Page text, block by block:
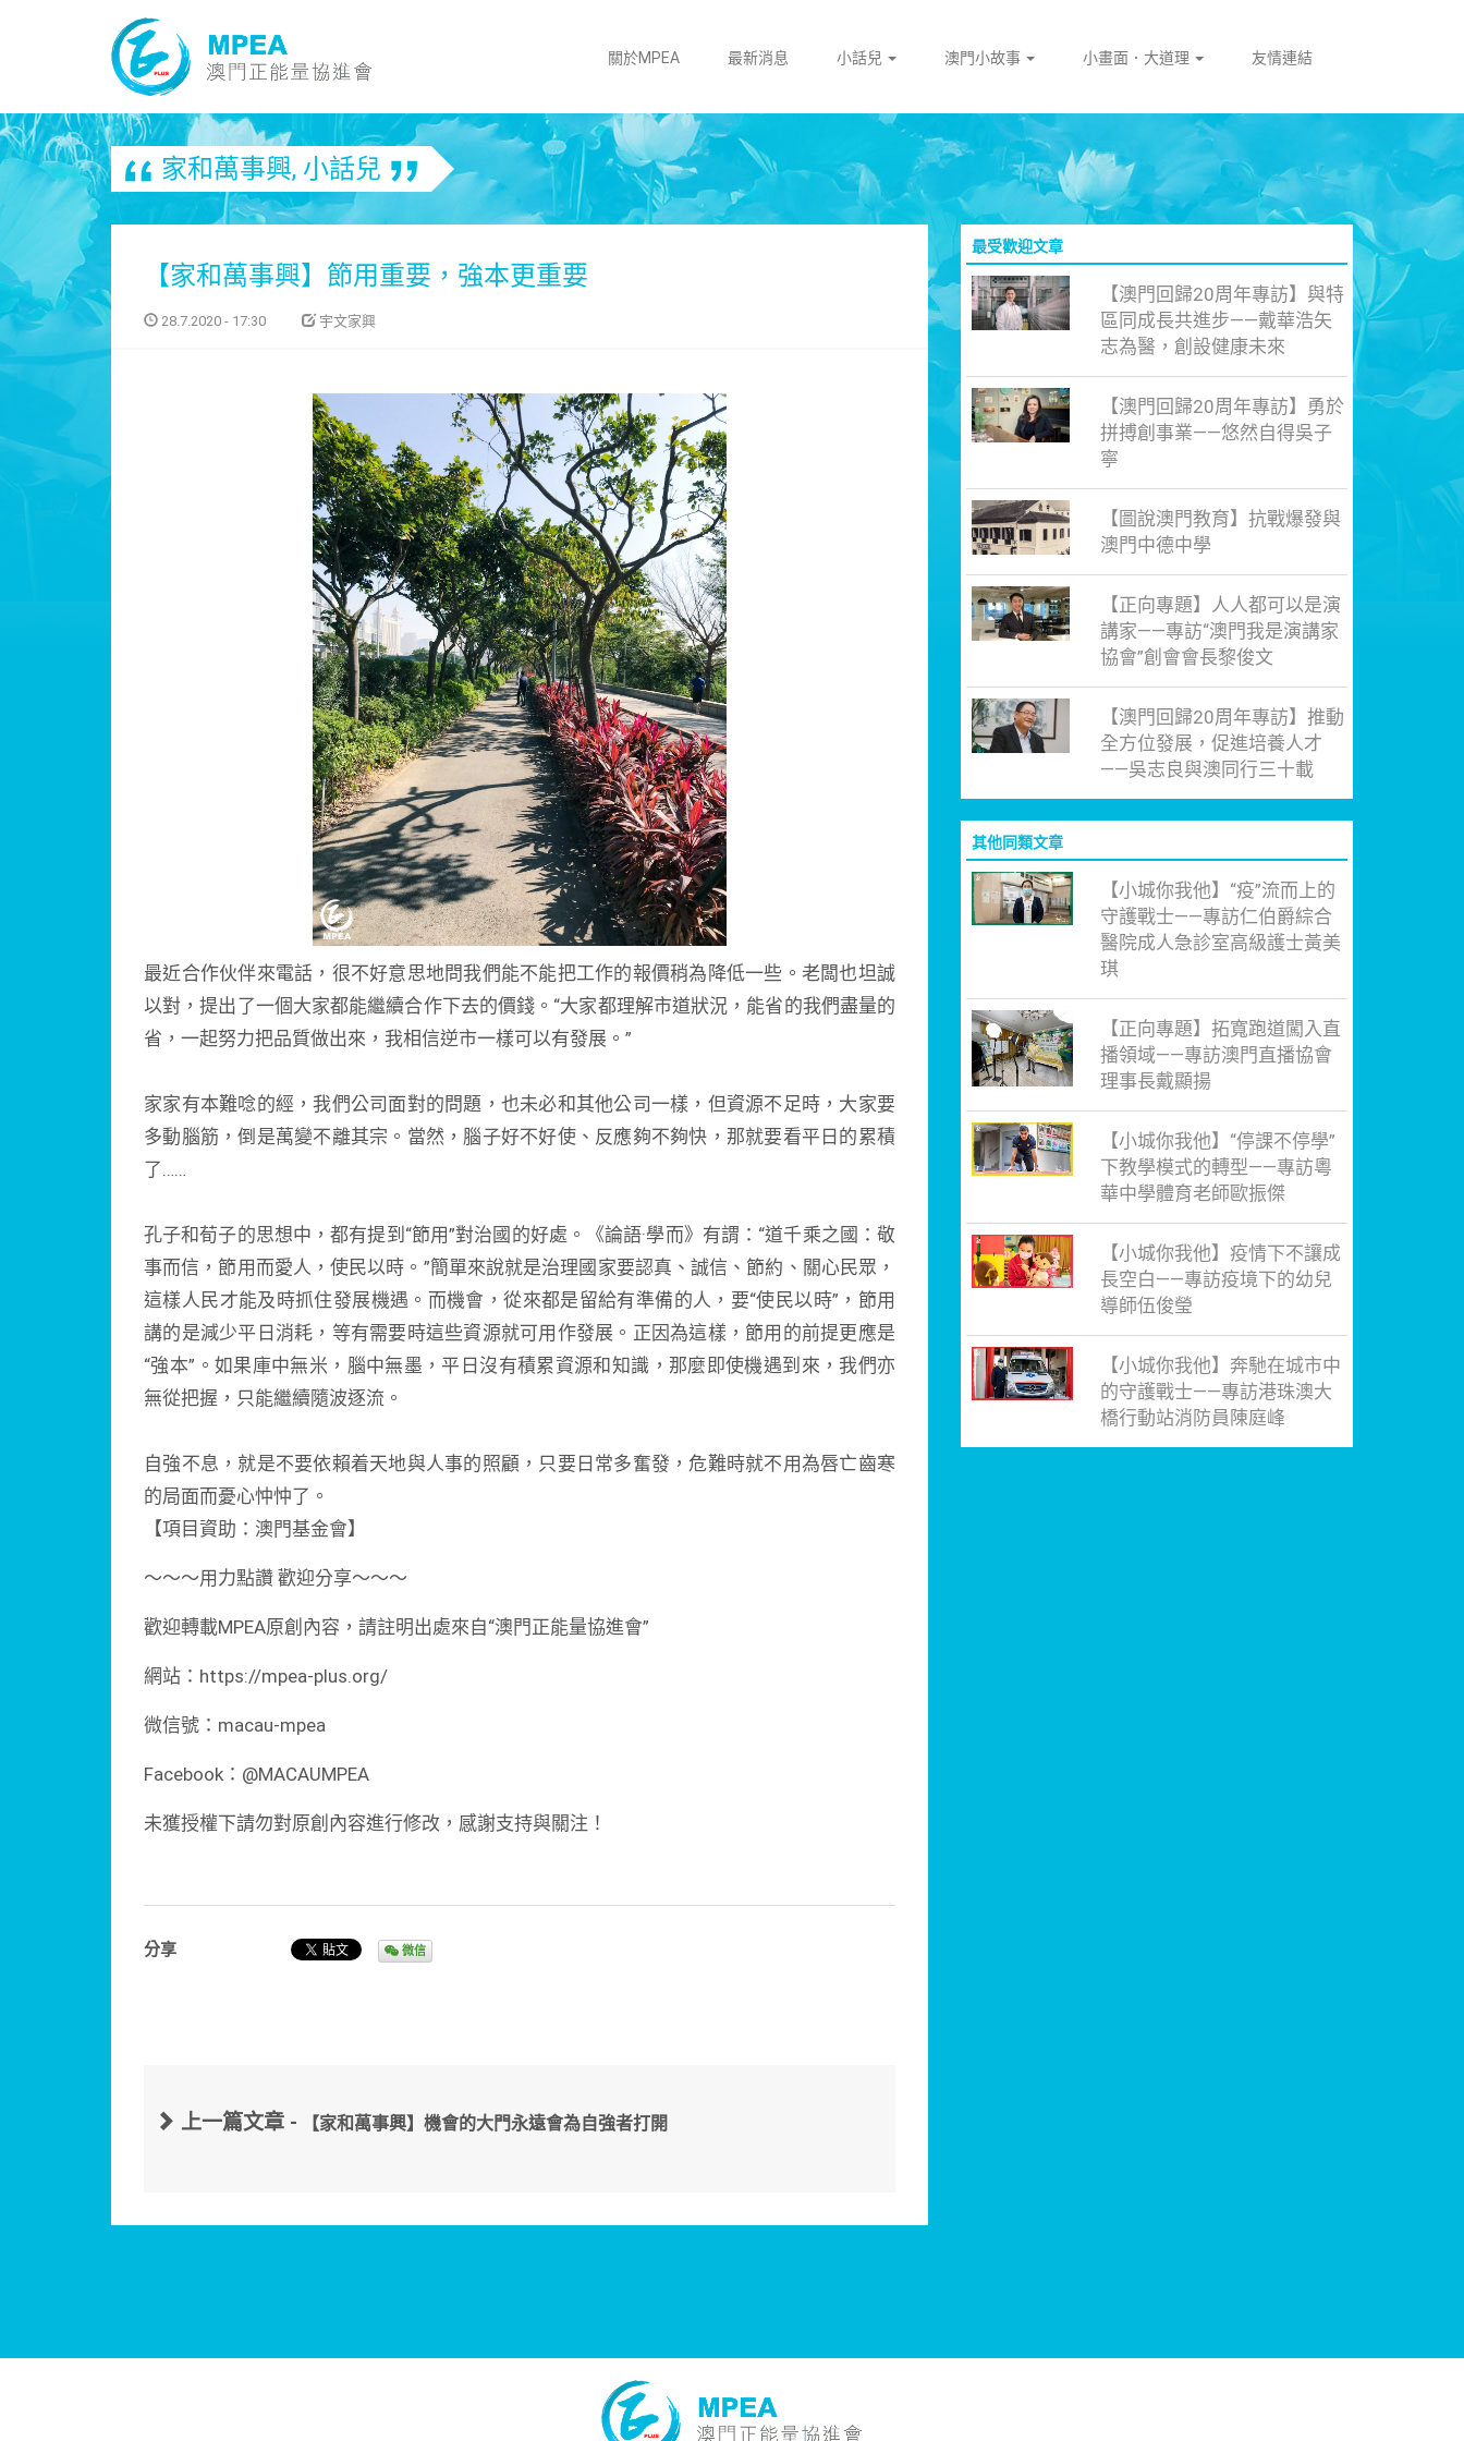
關於MPEA 最新消息 小話兒 澳門小故事 小畫面．大道理 友情連結
家和萬事興, 小話兒
【家和萬事興】節用重要，強本更重要
28.7.2020 - 17:30 宇文家興
最近合作伙伴來電話，很不好意思地問我們能不能把工作的報價稍為降低一些。老闆也坦誠
以對，提出了一個大家都能繼續合作下去的價錢。“大家都理解市道狀況，能省的我們盡量的
省，一起努力把品質做出來，我相信逆市一樣可以有發展。”
家家有本難唸的經，我們公司面對的問題，也未必和其他公司一樣，但資源不足時，大家要
多動腦筋，倒是萬變不離其宗。當然，腦子好不好使、反應夠不夠快，那就要看平日的累積
了……
孔子和荀子的思想中，都有提到“節用”對治國的好處。《論語·學而》有謂：“道千乘之國：敬
事而信，節用而愛人，使民以時。”簡單來說就是治理國家要認真、誠信、節約、關心民眾，
這樣人民才能及時抓住發展機遇。而機會，從來都是留給有準備的人，要“使民以時”，節用
講的是減少平日消耗，等有需要時這些資源就可用作發展。正因為這樣，節用的前提更應是
“強本”。如果庫中無米，腦中無墨，平日沒有積累資源和知識，那麼即使機遇到來，我們亦
無從把握，只能繼續隨波逐流。
自強不息，就是不要依賴着天地與人事的照顧，只要日常多奮發，危難時就不用為唇亡齒寒
的局面而憂心忡忡了。
【項目資助：澳門基金會】
～～～用力點讚 歡迎分享～～～
歡迎轉載MPEA原創內容，請註明出處來自“澳門正能量協進會”
網站：https://mpea-plus.org/
微信號：macau-mpea
Facebook：@MACAUMPEA
未獲授權下請勿對原創內容進行修改，感謝支持與關注！
分享 微信
上一篇文章 - 【家和萬事興】機會的大門永遠會為自強者打開
最受歡迎文章
【澳門回歸20周年專訪】與特
區同成長共進步——戴華浩矢
志為醫，創設健康未來
【澳門回歸20周年專訪】勇於
拼搏創事業——悠然自得吳子
寧
【圖說澳門教育】抗戰爆發與
澳門中德中學
【正向專題】人人都可以是演
講家——專訪“澳門我是演講家
協會”創會會長黎俊文
【澳門回歸20周年專訪】推動
全方位發展，促進培養人才
——吳志良與澳同行三十載
其他同類文章
【小城你我他】“疫”流而上的
守護戰士——專訪仁伯爵綜合
醫院成人急診室高級護士黃美
琪
【正向專題】拓寬跑道闖入直
播領域——專訪澳門直播協會
理事長戴顯揚
【小城你我他】“停課不停學”
下教學模式的轉型——專訪粵
華中學體育老師歐振傑
【小城你我他】疫情下不讓成
長空白——專訪疫境下的幼兒
導師伍俊瑩
【小城你我他】奔馳在城市中
的守護戰士——專訪港珠澳大
橋行動站消防員陳庭峰